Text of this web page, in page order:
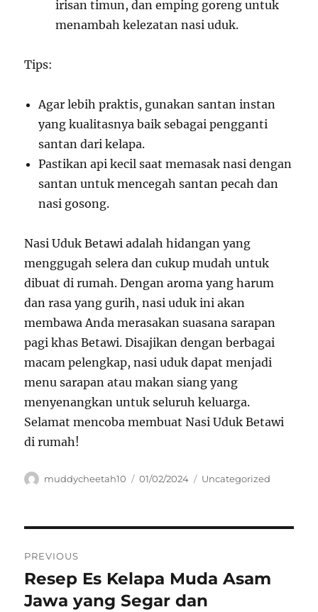
irisan timun, dan emping goreng untuk
menambah kelezatan nasi uduk.
Tips:
Agar lebih praktis, gunakan santan instan
yang kualitasnya baik sebagai pengganti
santan dari kelapa.
Pastikan api kecil saat memasak nasi dengan
santan untuk mencegah santan pecah dan
nasi gosong.
Nasi Uduk Betawi adalah hidangan yang
menggugah selera dan cukup mudah untuk
dibuat di rumah. Dengan aroma yang harum
dan rasa yang gurih, nasi uduk ini akan
membawa Anda merasakan suasana sarapan
pagi khas Betawi. Disajikan dengan berbagai
macam pelengkap, nasi uduk dapat menjadi
menu sarapan atau makan siang yang
menyenangkan untuk seluruh keluarga.
Selamat mencoba membuat Nasi Uduk Betawi
di rumah!
Author
muddycheetah10
Posted
01/02/2024 Categories
Uncategorized
pos
PREVIOUS
Previous
post:
Resep Es Kelapa Muda Asam
Jawa yang Segar dan